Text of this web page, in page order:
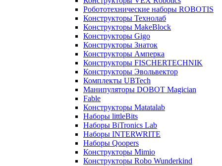
Робототехнические наборы ROBOTIS
Конструкторы Технолаб
Конструкторы MakeBlock
Конструкторы Gigo
Конструкторы Знаток
Конструкторы Амперка
Конструкторы FISCHERTECHNIK
Конструкторы Эвольвектор
Комплекты UBTech
Манипуляторы DOBOT Magician
Fable
Конструкторы Matatalab
Наборы littleBits
Наборы BiTronics Lab
Наборы INTERWRITE
Наборы Qoopers
Конструкторы Mimio
Конструкторы Robo Wunderkind